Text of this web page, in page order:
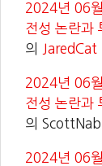
2024년 06
전성 논란과
의
JaredCat
2024년 06
전성 논란과
의 ScottNab
2024년 06